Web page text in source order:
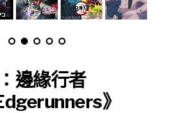
邊緣行者
》